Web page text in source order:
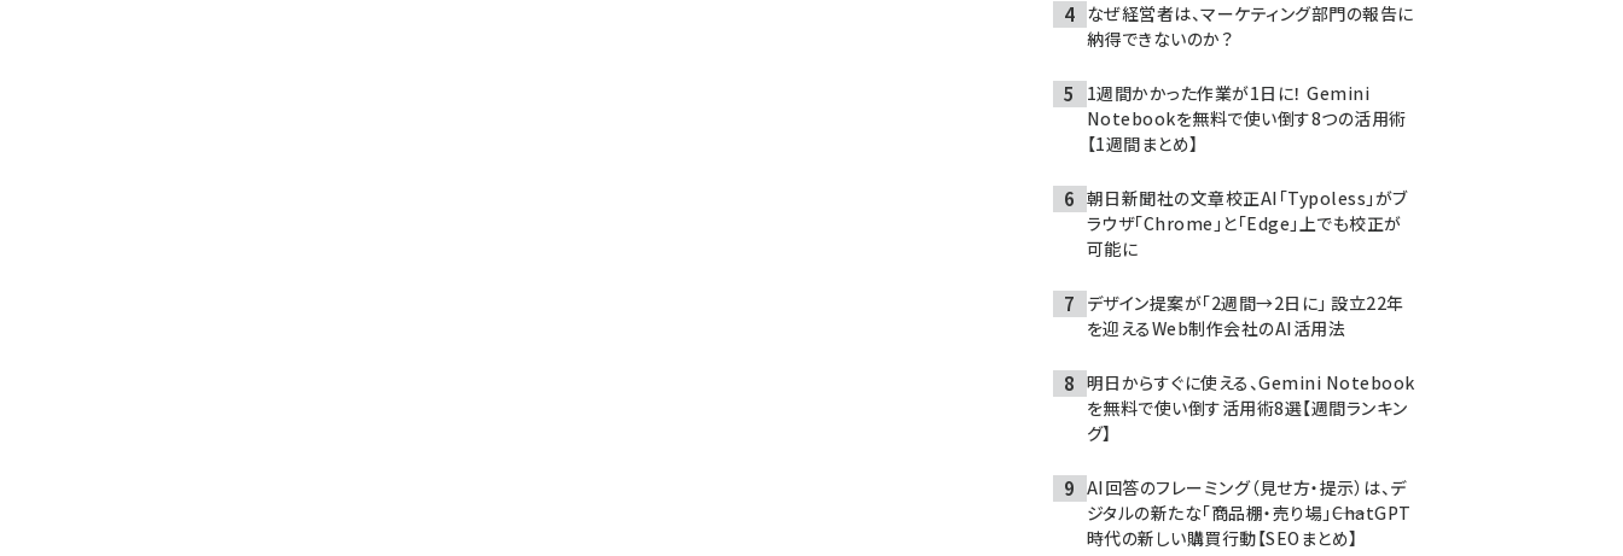
なぜ経営者は、マーケティング部門の報告に
納得できないのか？
1週間かかった作業が1日に！ Gemini
Notebookを無料で使い倒す8つの活用術
【1週間まとめ】
朝日新聞社の文章校正AI「Typoless」がブ
ラウザ「Chrome」と「Edge」上でも校正が
可能に
デザイン提案が「2週間→2日に」 設立22年
を迎えるWeb制作会社のAI活用法
明日からすぐに使える、Gemini Notebook
を無料で使い倒す活用術8選【週間ランキン
グ】
AI回答のフレーミング（見せ方・提示）は、デ
ジタルの新たな「商品棚・売り場」――ChatGPT
時代の新しい購買行動【SEOまとめ】